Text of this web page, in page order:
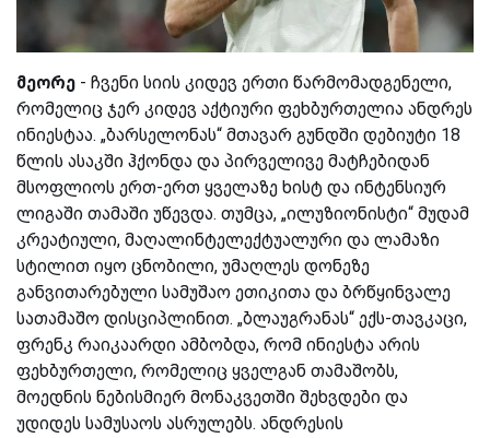
მეორე - ჩვენი სიის კიდევ ერთი წარმომადგენელი,
რომელიც ჯერ კიდევ აქტიური ფეხბურთელია ანდრეს
ინიესტაა. „ბარსელონას“ მთავარ გუნდში დებიუტი 18
წლის ასაკში ჰქონდა და პირველივე მატჩებიდან
მსოფლიოს ერთ-ერთ ყველაზე ხისტ და ინტენსიურ
ლიგაში თამაში უწევდა. თუმცა, „ილუზიონისტი“ მუდამ
კრეატიული, მაღალინტელექტუალური და ლამაზი
სტილით იყო ცნობილი, უმაღლეს დონეზე
განვითარებული სამუშაო ეთიკითა და ბრწყინვალე
სათამაშო დისციპლინით. „ბლაუგრანას“ ექს-თავკაცი,
ფრენკ რაიკაარდი ამბობდა, რომ ინიესტა არის
ფეხბურთელი, რომელიც ყველგან თამაშობს,
მოედნის ნებისმიერ მონაკვეთში შეხვდები და
უდიდეს სამუსაოს ასრულებს. ანდრესის